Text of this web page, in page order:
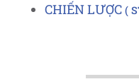
CHIẾN LƯỢC